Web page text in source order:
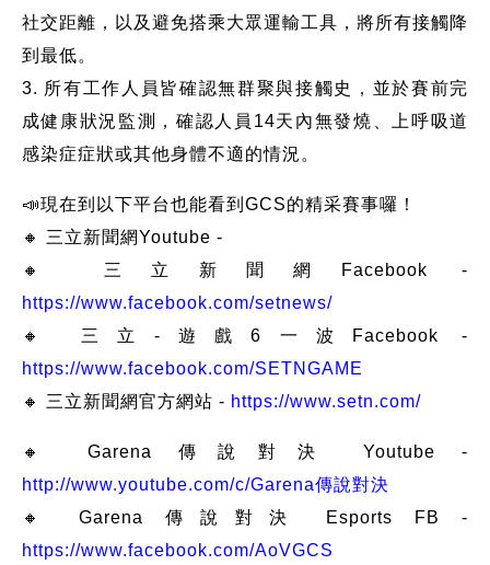
社交距離，以及避免搭乘大眾運輸工具，將所有接觸降
到最低。
3. 所有工作人員皆確認無群聚與接觸史，並於賽前完
成健康狀況監測，確認人員14天內無發燒、上呼吸道
感染症症狀或其他身體不適的情況。
📣現在到以下平台也能看到GCS的精采賽事囉！
🔸 三立新聞網Youtube -
🔸 三立新聞網Facebook -
https://www.facebook.com/setnews/
🔸 三立-遊戲6一波Facebook -
https://www.facebook.com/SETNGAME
🔸 三立新聞網官方網站 - https://www.setn.com/
🔸 Garena 傳說對決 Youtube -
http://www.youtube.com/c/Garena傳說對決
🔸 Garena 傳說對決 Esports FB -
https://www.facebook.com/AoVGCS